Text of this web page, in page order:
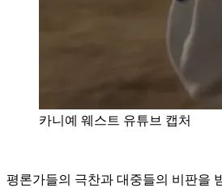
카니예 웨스트 유튜브 캡처
평론가들의 극찬과 대중들의 비판을